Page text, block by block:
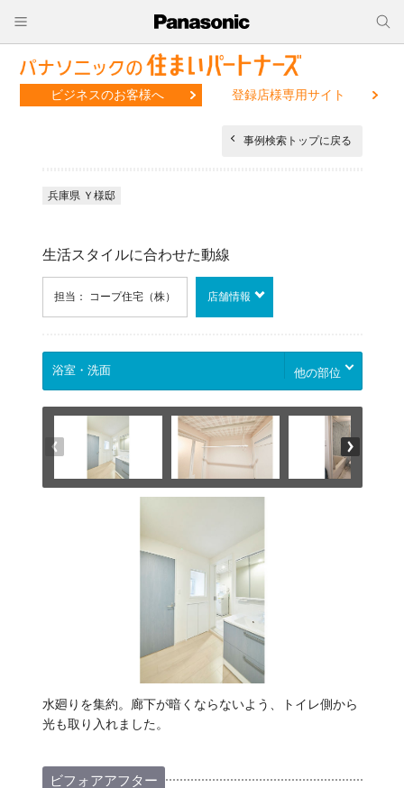
ビジネスのお客様へ 登録店様専用サイト
事例検索トップに戻る
兵庫県 Ｙ様邸
生活スタイルに合わせた動線
担当： コープ住宅（株） 店舗情報
他の部位
水廻りを集約。廊下が暗くならないよう、トイレ側から
光も取り入れました。
ビフォアアフター